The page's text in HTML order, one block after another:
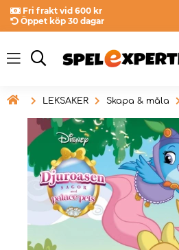
Fri frakt vid 600 kr
Öppet köp 30 dagar
 LEKSAKER Skapa & måla